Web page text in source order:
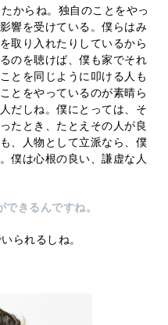
からね。独自のことをやっ
響を受けている。僕らはみ
取り入れたりしているから
のを聴けば、僕も家でそれ
とを同じように叩ける人も
とをやっているのが素晴ら
だしね。僕にとっては、そ
たとき、たとえその人が良
、人物として立派なら、僕
僕は心根の良い、謙虚な人
きるんですね。
られるしね。